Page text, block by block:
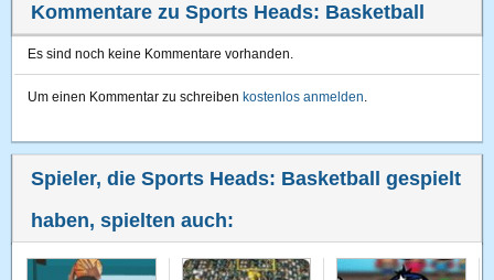
Kommentare zu Sports Heads: Basketball
Es sind noch keine Kommentare vorhanden.
Um einen Kommentar zu schreiben kostenlos anmelden.
Spieler, die Sports Heads: Basketball gespielt
haben, spielten auch: